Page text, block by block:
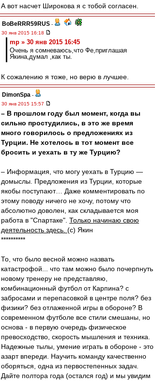
А вот насчет Широкова я с тобой согласен.
BoBeRRR59RUS -
30 янв 2015 16:18
mp » 30 янв 2015 16:45
Очень я сомневаюсь,что Фе,приглашая
Якина,думал ,как ты.
К сожалению я тоже, но верю в лучшее.
DimonSpa -
30 янв 2015 15:57
– В прошлом году был момент, когда вы
сильно простудились, в это же время
много говорилось о предложениях из
Турции. Не хотелось в тот момент все
бросить и уехать в ту же Турцию?
– Информация, что могу уехать в Турцию —
домыслы. Предложения из Турции, которые
якобы поступают… Даже комментировать по
этому поводу ничего не хочу, потому что
абсолютно доволен, как складывается моя
работа в "Спартаке". Только начинаю свою
деятельность здесь. (с) Якин
**********
То, что было весной можно назвать
катастрофой... что там можно было почерпнуть
новому тренеру не представляю,
комбинационный футбол от Карпина? с
забросами и перепасовкой в центре поля? без
физики? без отлаженной игры в обороне? В
современном футболе все стили смешаны, но
основа - в первую очередь физическое
превосходство, скорость мышления и техника.
Надежные тылы, умение играть в обороне - это
азарт впереди. Научить команду качественно
оборяться, одна из первостепенных задач.
Дайте полтора года (остался год) и мы увидим